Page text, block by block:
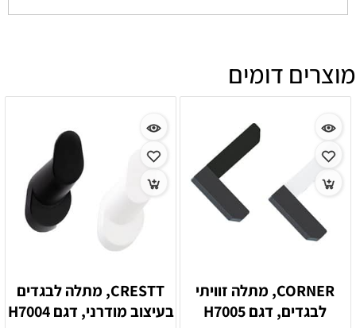
מוצרים דומים
CORNER, מתלה זוויתי
לבגדים, דגם H7005
CRESTT, מתלה לבגדים
בעיצוב מודרני, דגם H7004